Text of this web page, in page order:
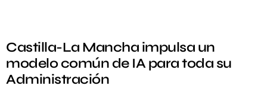
Castilla-La Mancha impulsa un
modelo común de IA para toda su
Administración